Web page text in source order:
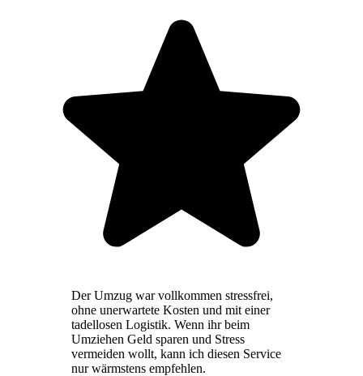
Der Umzug war vollkommen stressfrei,
ohne unerwartete Kosten und mit einer
tadellosen Logistik. Wenn ihr beim
Umziehen Geld sparen und Stress
vermeiden wollt, kann ich diesen Service
nur wärmstens empfehlen.